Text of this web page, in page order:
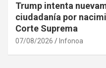
Trump intenta
ciudadanía por
Corte Suprema
07/08/2026 Infonoa